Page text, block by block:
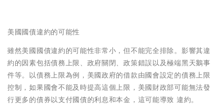
美國國債違約的可能性
雖然美國國債違約的可能性非常小，但不能完全排除。影響其違
約的因素包括債務上限、政府關閉、政策錯誤以及極端黑天鵝事
件等。以債務上限為例，美國政府的借款由國會設定的債務上限
控制，如果國會不能及時提高這個上限，美國財政部可能無法發
行更多的債券以支付國債的利息和本金，這可能導致 違約。